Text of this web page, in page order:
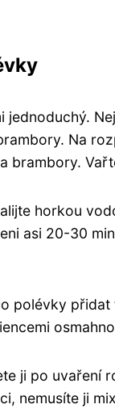
jednoduchý.
Na
brambory.
horkou
asi 20-30
polévky
ji po uvaření
nemusíte ji